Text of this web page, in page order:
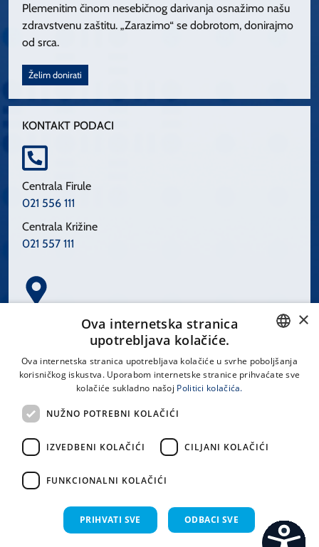
Plemenitim činom nesebičnog darivanja osnažimo našu
zdravstvenu zaštitu. „Zarazimo“ se dobrotom, donirajmo
od srca.
Želim donirati
KONTAKT PODACI
Centrala Firule
021 556 111
Centrala Križine
021 557 111
Spinčićeva 1, 21000 Split
LINKOVI
Uvjeti korištenja
CROATIAN
×
Ova internetska stranica
upotrebljava kolačiće.
Ova internetska stranica upotrebljava kolačiće u svrhe poboljšanja
korisničkog iskustva. Uporabom internetske stranice prihvaćate sve
kolačiće sukladno našoj Politici kolačića.
NUŽNO POTREBNI KOLAČIĆI
IZVEDBENI KOLAČIĆI CILJANI KOLAČIĆI
FUNKCIONALNI KOLAČIĆI
PRIHVATI SVE ODBACI SVE